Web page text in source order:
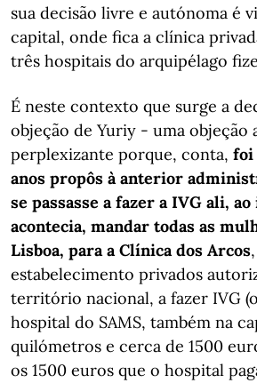
sua decisão livre e autónoma é
capital, onde fica a clínica
três hospitais do arquipélago
É neste contexto que surge a
objeção de Yuriy - uma objeção
perplexizante porque, conta, foi
anos propôs à anterior
se passasse a fazer a IVG ali,
acontecia, mandar todas as
Lisboa, para a Clínica dos Arcos
estabelecimento privados
território nacional, a fazer IVG
hospital do SAMS, também na
quilómetros e cerca de 1500
os 1500 euros que o hospital